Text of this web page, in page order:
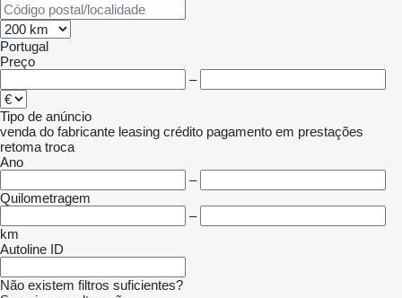
Portugal
Preço
–
Tipo de anúncio
venda do fabricante leasing crédito pagamento em prestações
retoma troca
Ano
–
Quilometragem
–
km
Autoline ID
Não existem filtros suficientes?